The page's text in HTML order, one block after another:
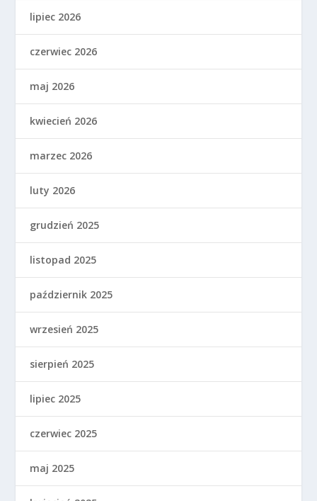
lipiec 2026
czerwiec 2026
maj 2026
kwiecień 2026
marzec 2026
luty 2026
grudzień 2025
listopad 2025
październik 2025
wrzesień 2025
sierpień 2025
lipiec 2025
czerwiec 2025
maj 2025